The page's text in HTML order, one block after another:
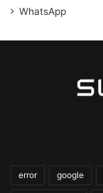
WhatsApp
error google